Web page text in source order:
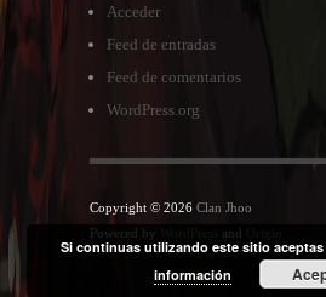
Acceder
Feed de entradas
Feed de comentarios
WordPress.org
Copyright © 2026 Clan Jhoo
Powered by
and
Si continuas utilizando este sitio
información